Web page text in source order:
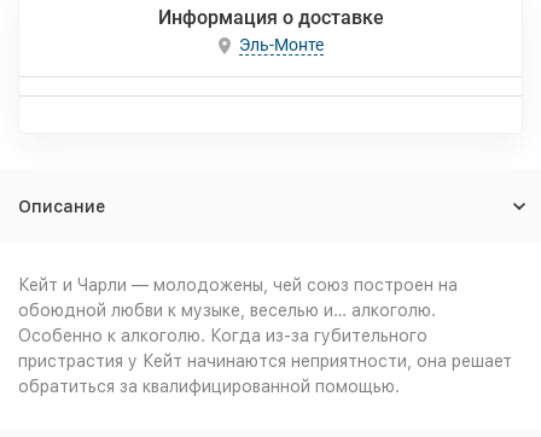
Информация о доставке
Эль-Монте
Описание
Кейт и Чарли — молодожены, чей союз построен на
обоюдной любви к музыке, веселью и… алкоголю.
Особенно к алкоголю. Когда из-за губительного
пристрастия у Кейт начинаются неприятности, она решает
обратиться за квалифицированной помощью.